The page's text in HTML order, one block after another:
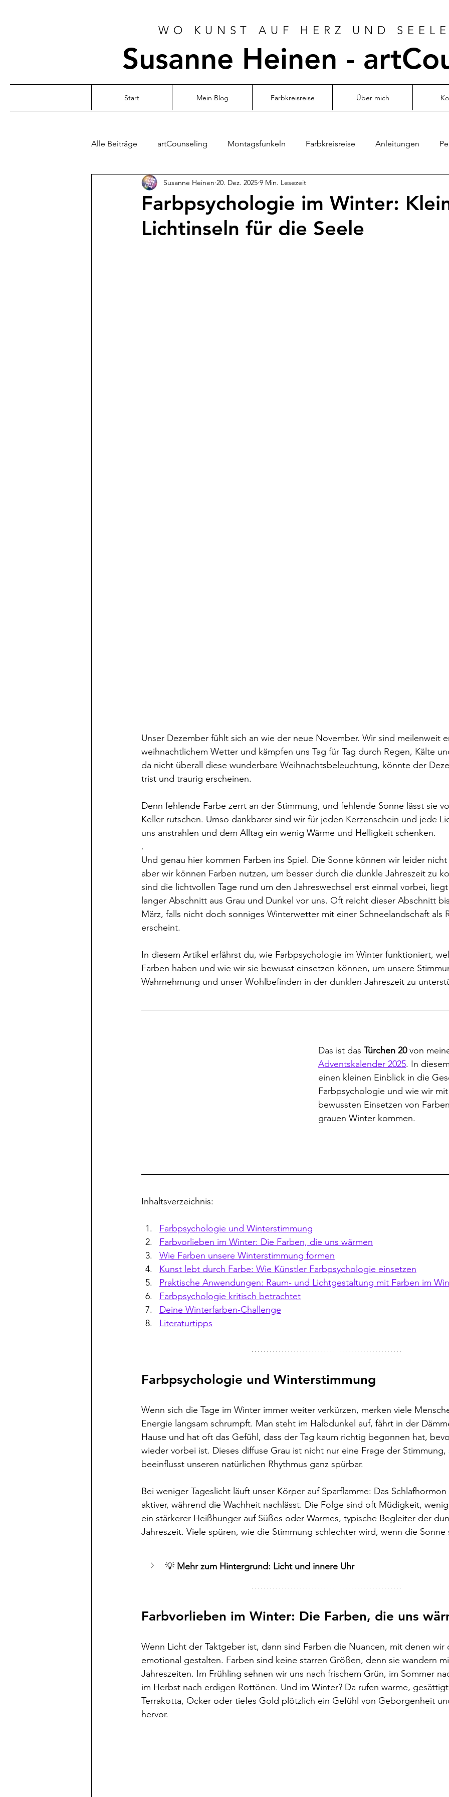
WO KUNST AUF HERZ UND
Susanne Heinen -
Start Mein Blog Farbkreisreise Über mich
Alle Beiträge artCounseling Montagsfunkeln Farbkreisreise Anleitungen
Farbpsychologie im Winter:
Lichtinseln für die Seele
Susanne Heinen 20. Dez. 2025 9 Min. Lesezeit
Unser Dezember fühlt sich an wie der neue November. Wir sind meilenweit
weihnachtlichem Wetter und kämpfen uns Tag für Tag durch Regen, Kälte
da nicht überall diese wunderbare Weihnachtsbeleuchtung, könnte der
trist und traurig erscheinen.
Denn fehlende Farbe zerrt an der Stimmung, und fehlende Sonne lässt sie
Keller rutschen. Umso dankbarer sind wir für jeden Kerzenschein und jede
uns anstrahlen und dem Alltag ein wenig Wärme und Helligkeit schenken.
.
Und genau hier kommen Farben ins Spiel. Die Sonne können wir leider
aber wir können Farben nutzen, um besser durch die dunkle Jahreszeit zu
sind die lichtvollen Tage rund um den Jahreswechsel erst einmal vorbei,
langer Abschnitt aus Grau und Dunkel vor uns. Oft reicht dieser Abschnitt
März, falls nicht doch sonniges Winterwetter mit einer Schneelandschaft als
erscheint.
In diesem Artikel erfährst du, wie Farbpsychologie im Winter funktioniert,
Farben haben und wie wir sie bewusst einsetzen können, um unsere
Wahrnehmung und unser Wohlbefinden in der dunklen Jahreszeit zu
Das ist das Türchen 20 von
Adventskalender 2025. In
einen kleinen Einblick in die
Farbpsychologie und wie wir
bewussten Einsetzen von
grauen Winter kommen.
Inhaltsverzeichnis:
Farbpsychologie und Winterstimmung
Farbvorlieben im Winter: Die Farben, die uns wärmen
Wie Farben unsere Winterstimmung formen
Kunst lebt durch Farbe: Wie Künstler Farbpsychologie einsetzen
Praktische Anwendungen: Raum- und Lichtgestaltung mit Farben im
Farbpsychologie kritisch betrachtet
Deine Winterfarben-Challenge
Literaturtipps
Farbpsychologie und Winterstimmung
Wenn sich die Tage im Winter immer weiter verkürzen, merken viele
Energie langsam schrumpft. Man steht im Halbdunkel auf, fährt in der
Hause und hat oft das Gefühl, dass der Tag kaum richtig begonnen hat,
wieder vorbei ist. Dieses diffuse Grau ist nicht nur eine Frage der
beeinflusst unseren natürlichen Rhythmus ganz spürbar.​
Bei weniger Tageslicht läuft unser Körper auf Sparflamme: Das
aktiver, während die Wachheit nachlässt. Die Folge sind oft Müdigkeit,
ein stärkerer Heißhunger auf Süßes oder Warmes, typische Begleiter der
Jahreszeit. Viele spüren, wie die Stimmung schlechter wird, wenn die Sonne
💡 Mehr zum Hintergrund: Licht und innere Uhr
Farbvorlieben im Winter: Die Farben, die uns
Wenn Licht der Taktgeber ist, dann sind Farben die Nuancen, mit denen wir
emotional gestalten. Farben sind keine starren Größen, denn sie wandern
Jahreszeiten. Im Frühling sehnen wir uns nach frischem Grün, im Sommer
im Herbst nach erdigen Rottönen. Und im Winter? Da rufen warme,
Terrakotta, Ocker oder tiefes Gold plötzlich ein Gefühl von Geborgenheit
hervor.​